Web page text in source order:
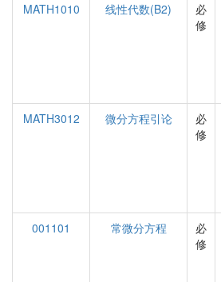
MATH1010
线性代数(B2)
必
修
MATH3012
微分方程引论
必
修
001101
常微分方程
必
修